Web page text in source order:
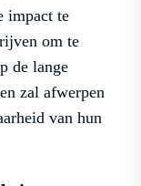
impact te
om te
de lange
zal afwerpen
van hun